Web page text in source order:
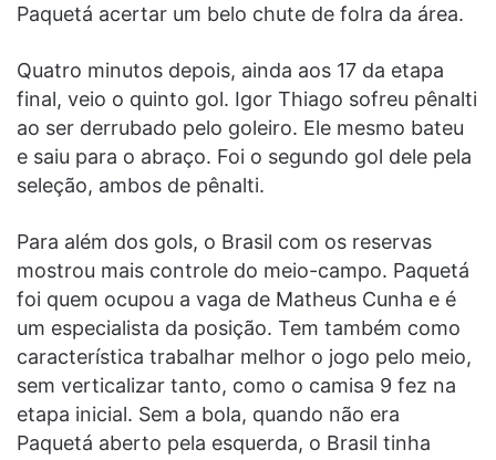
Paquetá acertar um belo chute de folra da área.
Quatro minutos depois, ainda aos 17 da etapa
final, veio o quinto gol. Igor Thiago sofreu pênalti
ao ser derrubado pelo goleiro. Ele mesmo bateu
e saiu para o abraço. Foi o segundo gol dele pela
seleção, ambos de pênalti.
Para além dos gols, o Brasil com os reservas
mostrou mais controle do meio-campo. Paquetá
foi quem ocupou a vaga de Matheus Cunha e é
um especialista da posição. Tem também como
característica trabalhar melhor o jogo pelo meio,
sem verticalizar tanto, como o camisa 9 fez na
etapa inicial. Sem a bola, quando não era
Paquetá aberto pela esquerda, o Brasil tinha